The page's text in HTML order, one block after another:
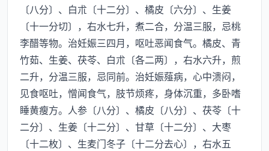
〔八分〕、白朮〔十二分〕、橘皮〔六分〕、生姜
〔十一分切〕，右水七升，煮二合，分温三服，忌桃
李醋等物。治妊娠三四月，呕吐恶闻食气。橘皮、青
竹茹、生姜、茯苓、白朮〔各二两〕，右水六升，煎
二升，分温三服，忌同前。治妊娠薤病，心中溃闷，
见食呕吐，憎闻食气，肢节烦疼，身体沉重，多卧嗜
睡黄瘦方。人参〔八分〕、橘皮〔八分〕、茯苓〔十
二分〕、生姜〔十二分〕、甘草〔十二分〕、大枣
〔十二枚〕、生麦门冬子〔十二分去心〕，右水五